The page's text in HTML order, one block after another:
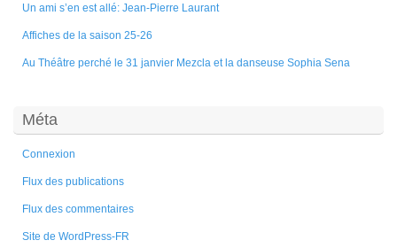
Un ami s’en est allé: Jean-Pierre Laurant
Affiches de la saison 25-26
Au Théâtre perché le 31 janvier Mezcla et la danseuse Sophia Sena
Méta
Connexion
Flux des publications
Flux des commentaires
Site de WordPress-FR